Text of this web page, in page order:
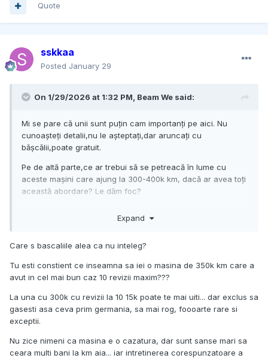
Quote
sskkaa
Posted January 29
On 1/29/2026 at 1:32 PM, Beam We said:
Mi se pare că unii sunt puțin cam importanți pe aici. Nu
cunoașteți detalii,nu le așteptați,dar aruncați cu
bășcălii,poate gratuit.
Pe de altă parte,ce ar trebui să se petreacă în lume cu
aceste mașini care ajung la 300-400k km, dacă ar avea toți
această abordare? Le dăm foc?
Expand
Care s bascaliile alea ca nu inteleg?
Tu esti constient ce inseamna sa iei o masina de 350k km care a
avut in cel mai bun caz 10 revizii maxim???
La una cu 300k cu revizii la 10 15k poate te mai uiti... dar exclus sa
gasesti asa ceva prim germania, sa mai rog, foooarte rare si
exceptii.
Nu zice nimeni ca masina e o cazatura, dar sunt sanse mari sa
ceara multi bani la km aia... iar intretinerea corespunzatoare a